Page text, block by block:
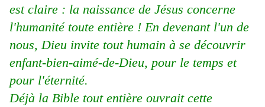
est claire : la naissance de Jésus concerne
l'humanité toute entière ! En devenant l'un de
nous, Dieu invite tout humain à se découvrir
enfant-bien-aimé-de-Dieu, pour le temps et
pour l'éternité.
Déjà la Bible tout entière ouvrait cette